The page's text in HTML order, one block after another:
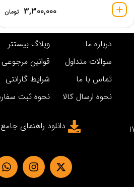
3,300,000 تومان
درباره ما
سوالات متداول
تماس با ما
نحوه ارسال کالا
وبلاگ بیستتر
قوانین مرجوعی
شرایط گارانتی
نحوه ثبت
دانلود راهنمای